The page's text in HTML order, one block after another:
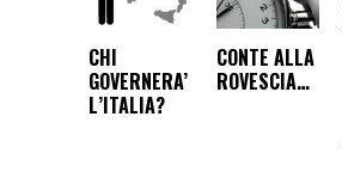
CHI
GOVERNERA’
L’ITALIA?
CONTE ALLA
ROVESCIA…